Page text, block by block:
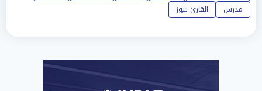
مدرس
القارئ نيوز